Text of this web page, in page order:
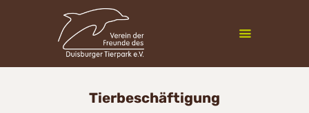
Tierbeschäftigung
Zoofreunde Duisburg